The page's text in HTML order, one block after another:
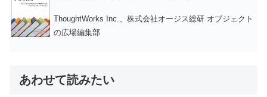
ThoughtWorks Inc.、株式会社オージス総研 オブジェクト
の広場編集部
あわせて読みたい